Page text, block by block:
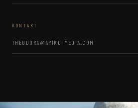
KONTAKT
THEODORA@APIKO-MEDIA.COM